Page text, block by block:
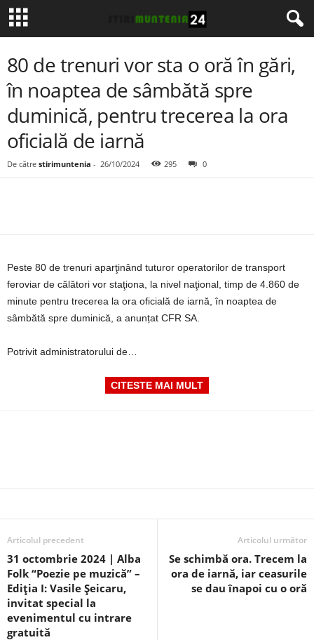
80 de trenuri vor sta o oră în gări,
în noaptea de sâmbătă spre
duminică, pentru trecerea la ora
oficială de iarnă
De către stirimuntenia - 26/10/2024 295 0
Peste 80 de trenuri aparţinând tuturor operatorilor de transport
feroviar de călători vor staţiona, la nivel naţional, timp de 4.860 de
minute pentru trecerea la ora oficială de iarnă, în noaptea de
sâmbătă spre duminică, a anunțat CFR SA.
Potrivit administratorului de…
CITESTE MAI MULT
Articolul precedent
31 octombrie 2024 | Alba
Folk “Poezie pe muzică” –
Ediția I: Vasile Șeicaru,
invitat special la
evenimentul cu intrare
gratuită
Articolul următor
Se schimbă ora. Trecem la
ora de iarnă, iar ceasurile
se dau înapoi cu o oră